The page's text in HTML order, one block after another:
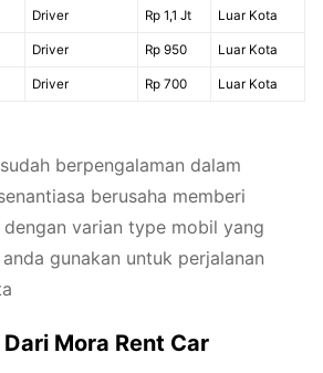
Driver Rp 1,1 Jt Luar Kota
Driver Rp 950 Luar Kota
Driver Rp 700 Luar Kota
berpengalaman dalam
berusaha memberi
varian type mobil yang
gunakan untuk perjalanan
Mora Rent Car